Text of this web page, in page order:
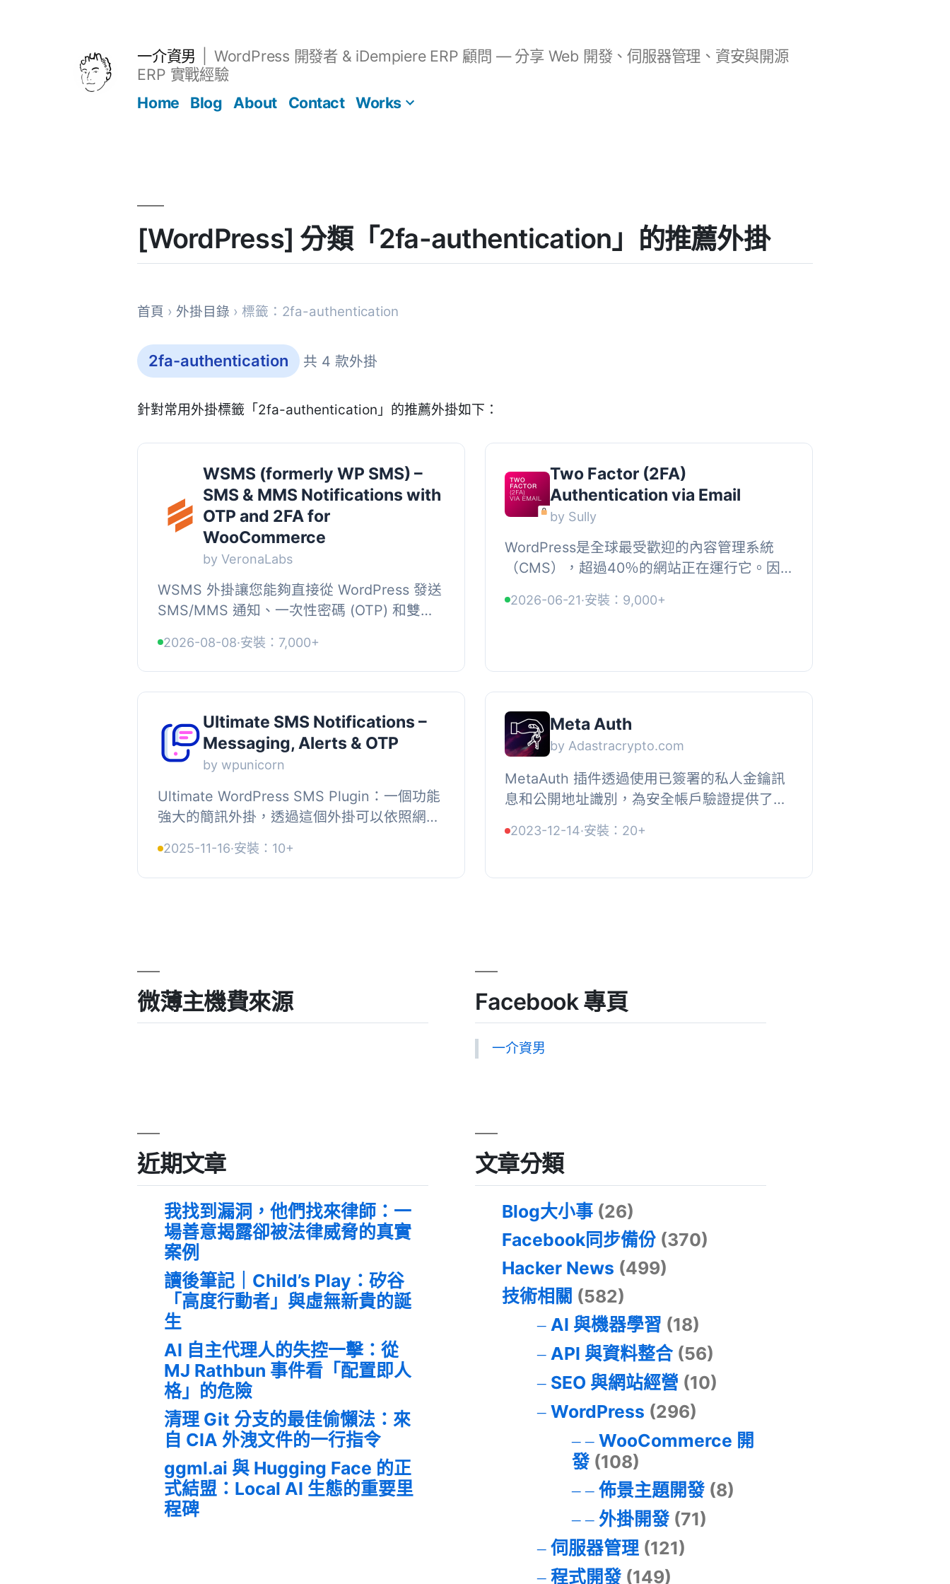
一介資男
WordPress 開發者 & iDempiere ERP 顧問 — 分享 Web 開發、伺服器管理、資安與開源
ERP 實戰經驗
Home
Blog About Contact Works
[WordPress] 分類「2fa-authentication」的推薦外掛
首頁 › 外掛目錄 › 標籤：2fa-authentication
2fa-authentication 共 4 款外掛
針對常用外掛標籤「2fa-authentication」的推薦外掛如下：
WSMS (formerly WP SMS) –
SMS & MMS Notifications with
OTP and 2FA for
WooCommerce
by VeronaLabs
WSMS 外掛讓您能夠直接從 WordPress 發送
SMS/MMS 通知、一次性密碼 (OTP) 和雙重
戶，並與熱門的電子商務及表單建構...
2026-08-08·安裝：7,000+
Two Factor (2FA)
Authentication via Email
by Sully
WordPress是全球最受歡迎的內容管理系統
（CMS），超過40％的網站正在運行它。因
的目標。增強WordPress網站安全性的...
2026-06-21·安裝：9,000+
Ultimate SMS Notifications –
Messaging, Alerts & OTP
by wpunicorn
Ultimate WordPress SMS Plugin：一個功能
強大的簡訊外掛，透過這個外掛可以依照網站
網站與Twilio API。, 此外，你...
2025-11-16·安裝：10+
Meta Auth
by Adastracrypto.com
MetaAuth 插件透過使用已簽署的私人金鑰訊
息和公開地址識別，為安全帳戶驗證提供了簡
2FA 插件提升您的安全性。登入...
2023-12-14·安裝：20+
微薄主機費來源 Facebook 專頁
一介資男
近期文章
我找到漏洞，他們找來律師：一
場善意揭露卻被法律威脅的真實
案例
讀後筆記｜Child’s Play：矽谷
「高度行動者」與虛無新貴的誕
生
AI 自主代理人的失控一擊：從
MJ Rathbun 事件看「配置即人
格」的危險
清理 Git 分支的最佳偷懶法：來
自 CIA 外洩文件的一行指令
ggml.ai 與 Hugging Face 的正
式結盟：Local AI 生態的重要里
程碑
文章分類
Blog大小事 (26)
Facebook同步備份 (370)
Hacker News (499)
技術相關 (582)
AI 與機器學習 (18)
API 與資料整合(56)
SEO 與網站經營 (10)
WordPress (296)
WooCommerce 開
發(108)
佈景主題開發(8)
外掛開發(71)
伺服器管理(121)
程式開發(149)